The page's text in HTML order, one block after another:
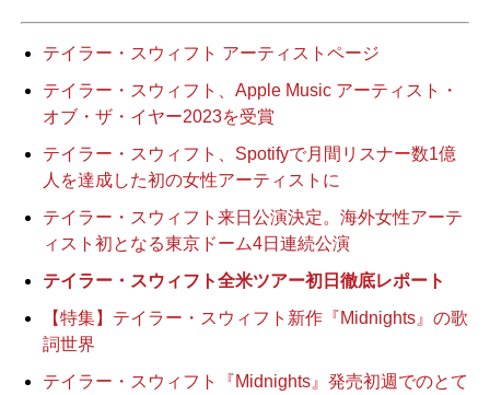
テイラー・スウィフト アーティストページ
テイラー・スウィフト、Apple Music アーティスト・
オブ・ザ・イヤー2023を受賞
テイラー・スウィフト、Spotifyで月間リスナー数1億
人を達成した初の女性アーティストに
テイラー・スウィフト来日公演決定。海外女性アーテ
ィスト初となる東京ドーム4日連続公演
テイラー・スウィフト全米ツアー初日徹底レポート
【特集】テイラー・スウィフト新作『Midnights』の歌
詞世界
テイラー・スウィフト『Midnights』発売初週でのとて